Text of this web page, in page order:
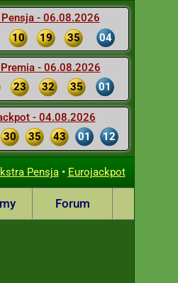
Pensja - 06.08.2026
10 19 35 04
- 06.08.2026
23 32 35 01
- 04.08.2026
30 35 43 01 12
Pensja• Eurojackpot
Forum